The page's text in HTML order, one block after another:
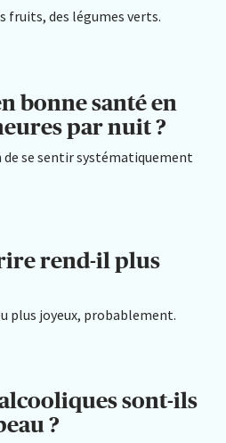
fruits, des légumes verts.
bonne santé en
par nuit ?
de se sentir systématiquement
rend-il plus
plus joyeux, probablement.
sont-ils
?